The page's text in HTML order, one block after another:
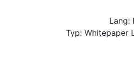
Lang:
Typ: Whitepaper